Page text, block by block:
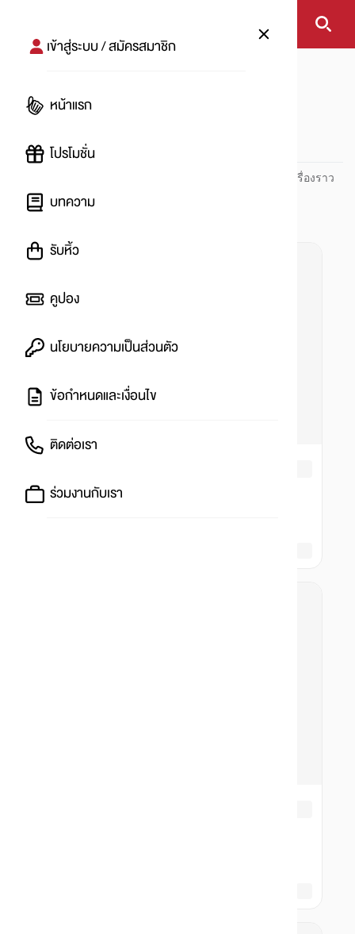
เข้าสู่ระบบ / สมัครสมาชิก
หน้าแรก
โปรโมชั่น
บทความ
รับหิ้ว
คูปอง
นโยบายความเป็นส่วนตัว
ข้อกำหนดและเงื่อนไข
ติดต่อเรา
ร่วมงานกับเรา
#
ปันโปร PUNPRO ที่ 1 ด้านโปรโมชัน อัปเดตและติดตามทุกเรื่องราว
โปรโมชัน